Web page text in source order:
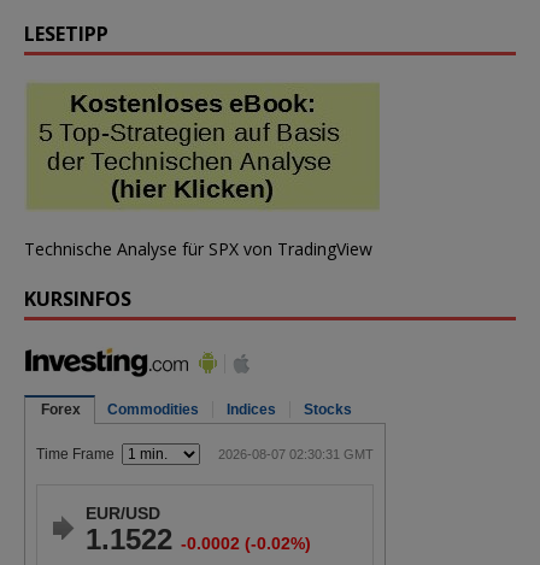
LESETIPP
Technische Analyse für SPX von TradingView
KURSINFOS